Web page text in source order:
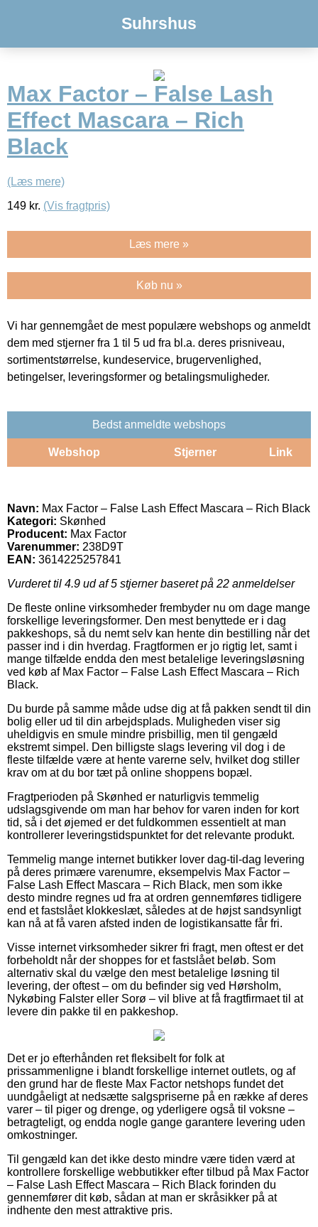
Suhrshus
Max Factor – False Lash
Effect Mascara – Rich
Black
(Læs mere)
149 kr. (Vis fragtpris)
Læs mere »
Køb nu »
Vi har gennemgået de mest populære webshops og anmeldt
dem med stjerner fra 1 til 5 ud fra bl.a. deres prisniveau,
sortimentstørrelse, kundeservice, brugervenlighed,
betingelser, leveringsformer og betalingsmuligheder.
Bedst anmeldte webshops
Webshop Stjerner Link
Navn: Max Factor – False Lash Effect Mascara – Rich Black
Kategori: Skønhed
Producent: Max Factor
Varenummer: 238D9T
EAN: 3614225257841
Vurderet til 4.9 ud af 5 stjerner baseret på 22 anmeldelser
De fleste online virksomheder frembyder nu om dage mange
forskellige leveringsformer. Den mest benyttede er i dag
pakkeshops, så du nemt selv kan hente din bestilling når det
passer ind i din hverdag. Fragtformen er jo rigtig let, samt i
mange tilfælde endda den mest betalelige leveringsløsning
ved køb af Max Factor – False Lash Effect Mascara – Rich
Black.
Du burde på samme måde udse dig at få pakken sendt til din
bolig eller ud til din arbejdsplads. Muligheden viser sig
uheldigvis en smule mindre prisbillig, men til gengæld
ekstremt simpel. Den billigste slags levering vil dog i de
fleste tilfælde være at hente varerne selv, hvilket dog stiller
krav om at du bor tæt på online shoppens bopæl.
Fragtperioden på Skønhed er naturligvis temmelig
udslagsgivende om man har behov for varen inden for kort
tid, så i det øjemed er det fuldkommen essentielt at man
kontrollerer leveringstidspunktet for det relevante produkt.
Temmelig mange internet butikker lover dag-til-dag levering
på deres primære varenumre, eksempelvis Max Factor –
False Lash Effect Mascara – Rich Black, men som ikke
desto mindre regnes ud fra at ordren gennemføres tidligere
end et fastslået klokkeslæt, således at de højst sandsynligt
kan nå at få varen afsted inden de logistikansatte får fri.
Visse internet virksomheder sikrer fri fragt, men oftest er det
forbeholdt når der shoppes for et fastslået beløb. Som
alternativ skal du vælge den mest betalelige løsning til
levering, der oftest – om du befinder sig ved Hørsholm,
Nykøbing Falster eller Sorø – vil blive at få fragtfirmaet til at
levere din pakke til en pakkeshop.
Det er jo efterhånden ret fleksibelt for folk at
prissammenligne i blandt forskellige internet outlets, og af
den grund har de fleste Max Factor netshops fundet det
uundgåeligt at nedsætte salgspriserne på en række af deres
varer – til piger og drenge, og yderligere også til voksne –
betragteligt, og endda nogle gange garantere levering uden
omkostninger.
Til gengæld kan det ikke desto mindre være tiden værd at
kontrollere forskellige webbutikker efter tilbud på Max Factor
– False Lash Effect Mascara – Rich Black forinden du
gennemfører dit køb, sådan at man er skråsikker på at
indhente den mest attraktive pris.